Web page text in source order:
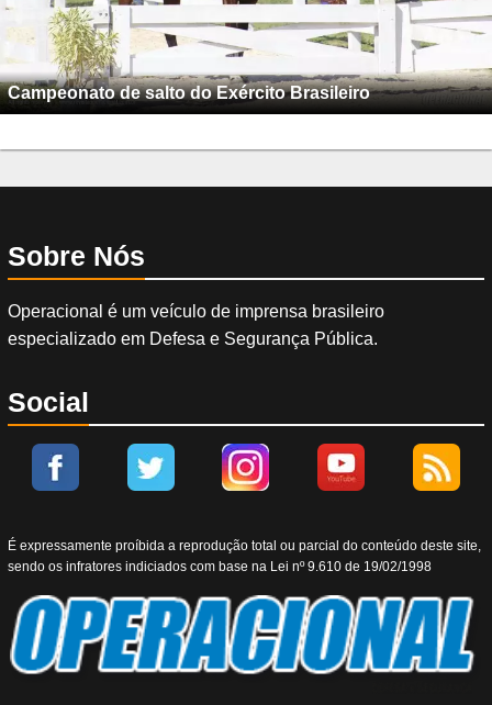
Campeonato de salto do Exército Brasileiro
Sobre Nós
Operacional é um veículo de imprensa brasileiro
especializado em Defesa e Segurança Pública.
Social
É expressamente proíbida a reprodução total ou parcial do conteúdo deste site,
sendo os infratores indiciados com base na Lei nº 9.610 de 19/02/1998